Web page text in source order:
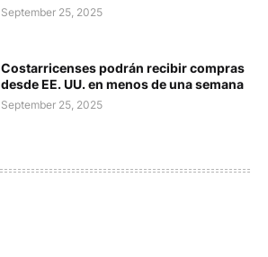
September 25, 2025
Costarricenses podrán recibir compras
desde EE. UU. en menos de una semana
September 25, 2025